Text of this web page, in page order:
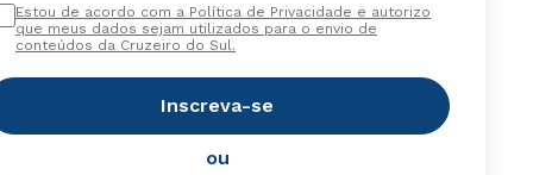
Estou de acordo com a Política de Privacidade e autorizo
que meus dados sejam utilizados para o envio de
conteúdos da Cruzeiro do Sul.
Inscreva-se
ou